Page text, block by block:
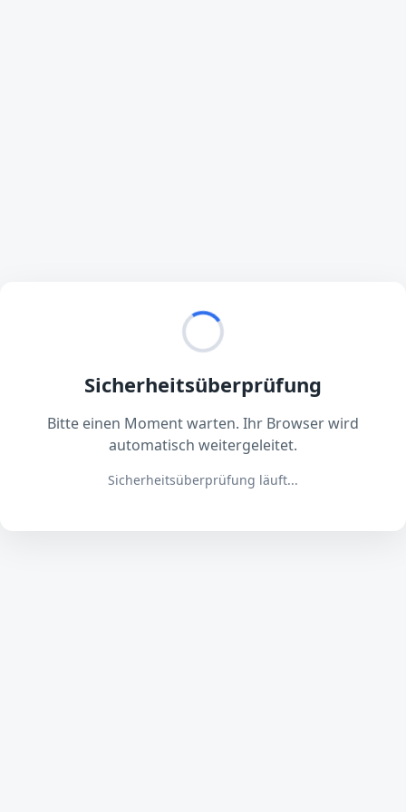
Sicherheitsüberprüfung
Bitte einen Moment warten. Ihr Browser wird
automatisch weitergeleitet.
Sicherheitsüberprüfung läuft...